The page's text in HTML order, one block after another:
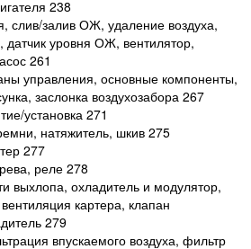
238
слив/залив ОЖ, удаление воздуха,
датчик уровня ОЖ, вентилятор,
261
управления, основные компоненты,
заслонка воздухозабора 267
установка 271
натяжитель, шкив 275
277
реле 278
выхлопа, охладитель и модулятор,
картера, клапан
279
впускаемого воздуха, фильтр